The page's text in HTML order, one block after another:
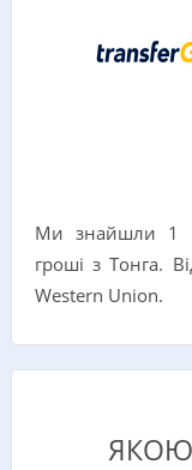
Ми знайшли 1
гроші з Тонга.
Western Union.
ЯКОЮ